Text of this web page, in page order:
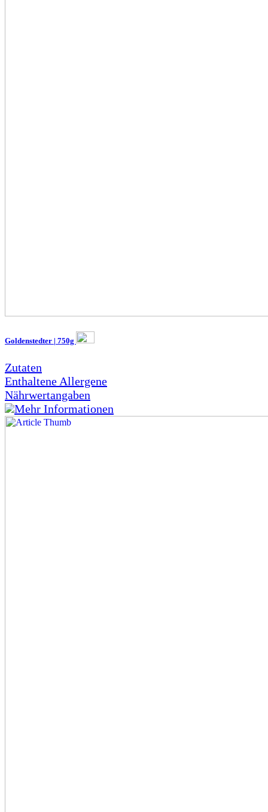
Goldenstedter | 750g
Zutaten
Enthaltene Allergene
Nährwertangaben
Mehr Informationen